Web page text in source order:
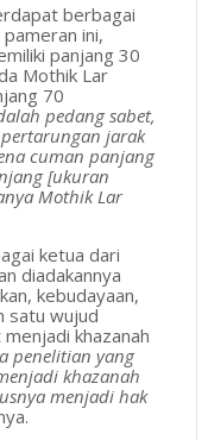
berbagai
ini,
panjang 30
Mothik Lar
70
pedang sabet,
jarak
cuman panjang
[ukuran
Mothik Lar
ketua dari
diadakannya
kebudayaan,
satu wujud
khazanah
penelitian yang
khazanah
menjadi hak